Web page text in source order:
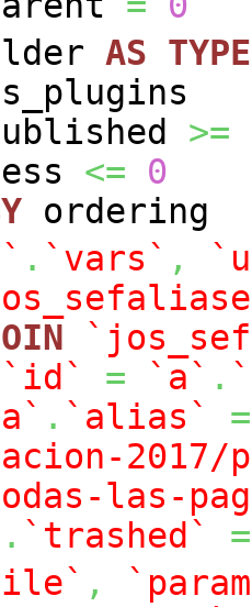
AS TYPE
>=
<=
0
ordering
. `vars` ,
`id` = `a` .
. `alias`
=
2017/
las-
. `trashed`
=
,